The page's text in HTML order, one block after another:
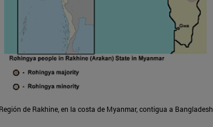
Región de Rakhine, en la costa de Myanmar, contigua a Bangladesh